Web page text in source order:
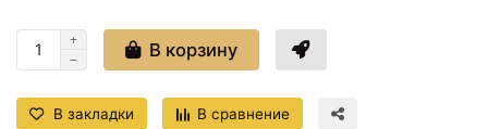
В корзину
В закладки В сравнение